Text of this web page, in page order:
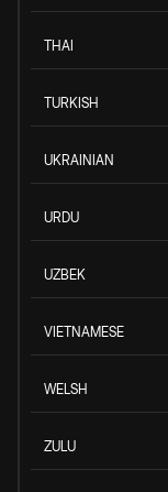
THAI
TURKISH
UKRAINIAN
URDU
UZBEK
VIETNAMESE
WELSH
ZULU